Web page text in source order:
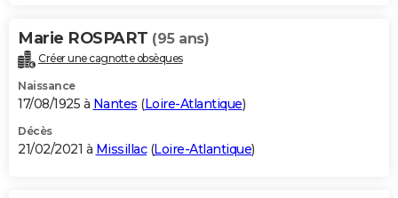
Marie ROSPART (95 ans)
Créer une cagnotte obsèques
Naissance
17/08/1925 à Nantes (Loire-Atlantique)
Décès
21/02/2021 à Missillac(Loire-Atlantique)